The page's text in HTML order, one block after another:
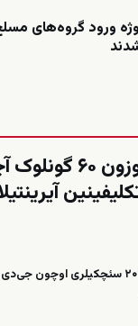
ورود گروه‌های
العربیه:
فاکس نیوز: ترامپ ۲۰۲۸ سئچکیلری